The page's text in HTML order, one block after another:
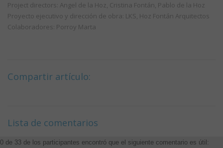
Project directors: Angel de la Hoz, Cristina Fontán, Pablo de la Hoz
Proyecto ejecutivo y dirección de obra: LKS, Hoz Fontán Arquitectos
Colaboradores: Porroy Marta
Compartir artículo:
Lista de comentarios
0 de 33 de los participantes encontró que el siguiente comentario es útil: